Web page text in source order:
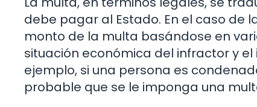
debe pagar al Estado. En el caso de
monto de la multa basándose en
situación económica del infractor y
ejemplo, si una persona es
probable que se le imponga una